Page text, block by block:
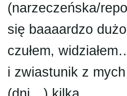
(narzeczeńska/
się baaaardzo
czułem,
i zwiastunik z